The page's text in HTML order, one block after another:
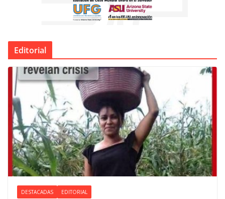
Editorial
DESTACADAS EDITORIAL